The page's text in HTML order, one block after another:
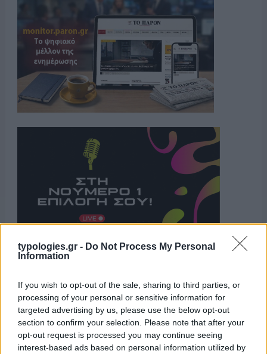
typologies.gr - Do Not Process My Personal
Information
If you wish to opt-out of the sale, sharing to third parties, or
processing of your personal or sensitive information for
targeted advertising by us, please use the below opt-out
section to confirm your selection. Please note that after your
opt-out request is processed you may continue seeing
interest-based ads based on personal information utilized by